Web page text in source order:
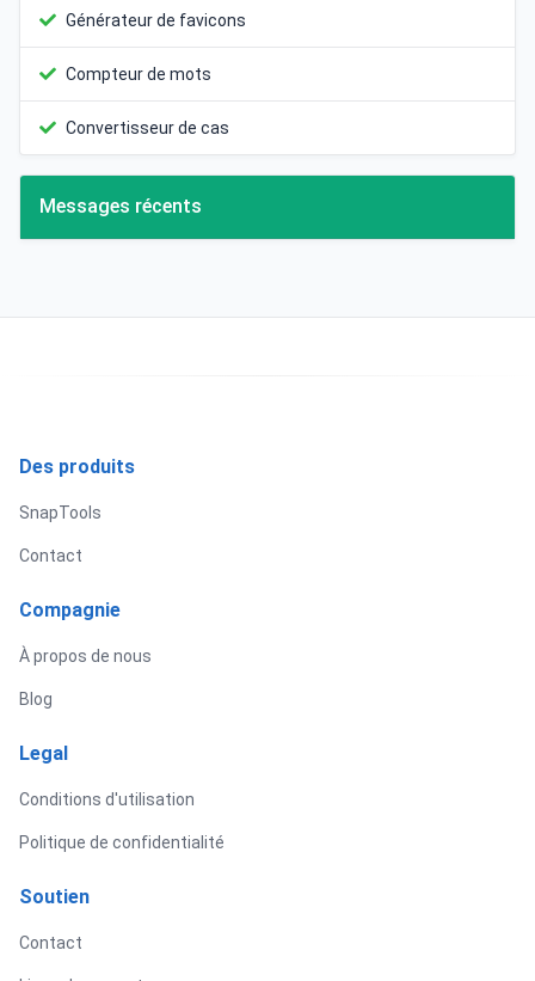
Générateur de favicons
Compteur de mots
Convertisseur de cas
Messages récents
Des produits
SnapTools
Contact
Compagnie
À propos de nous
Blog
Legal
Conditions d'utilisation
Politique de confidentialité
Soutien
Contact